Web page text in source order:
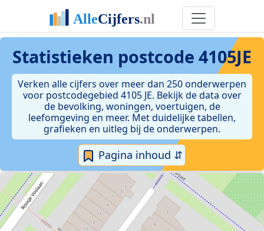
Statistieken postcode 4105JE
Verken alle cijfers over meer dan 250 onderwerpen
voor postcodegebied 4105 JE. Bekijk de data over
de bevolking, woningen, voertuigen, de
leefomgeving en meer. Met duidelijke tabellen,
grafieken en uitleg bij de onderwerpen.
Pagina inhoud ⇵